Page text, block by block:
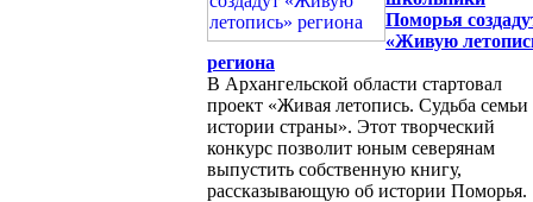
Поморья
«Живую
региона
В Архангельской области стартовал
проект «Живая летопись. Судьба семьи
истории страны». Этот творческий
конкурс позволит юным северянам
выпустить собственную книгу,
рассказывающую об истории Поморья.